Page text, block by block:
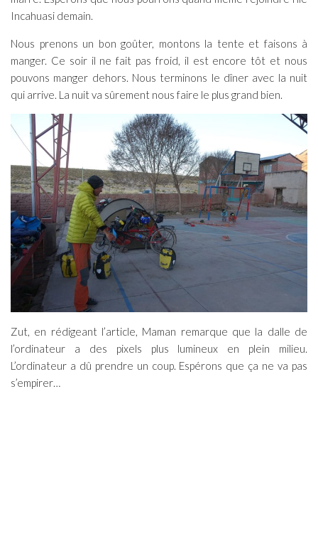
Incahuasi demain.
Nous prenons un bon goûter, montons la tente et faisons à
manger. Ce soir il ne fait pas froid, il est encore tôt et nous
pouvons manger dehors. Nous terminons le dîner avec la nuit
qui arrive. La nuit va sûrement nous faire le plus grand bien.
Zut, en rédigeant l’article, Maman remarque que la dalle de
l’ordinateur a des pixels plus lumineux en plein milieu.
L’ordinateur a dû prendre un coup. Espérons que ça ne va pas
s’empirer…